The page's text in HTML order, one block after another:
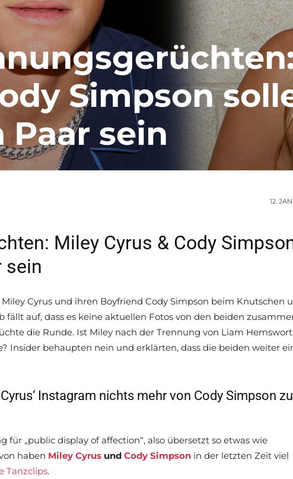
Simpson
sein
12.
Miley Cyrus & Cody
sein
Cyrus und ihren Boyfriend Cody Simpson beim Knutschen
fällt auf, dass es keine aktuellen Fotos von den beiden
die Runde. Ist Miley nach der Trennung von Liam
Insider behaupten nein und erklärten, dass die beiden weiter
Instagram nichts mehr von Cody Simpson zu
für „public display of affection“, also übersetzt so etwas wie
haben Miley Cyrus und Cody Simpson in der letzten Zeit viel
Tanzclips.